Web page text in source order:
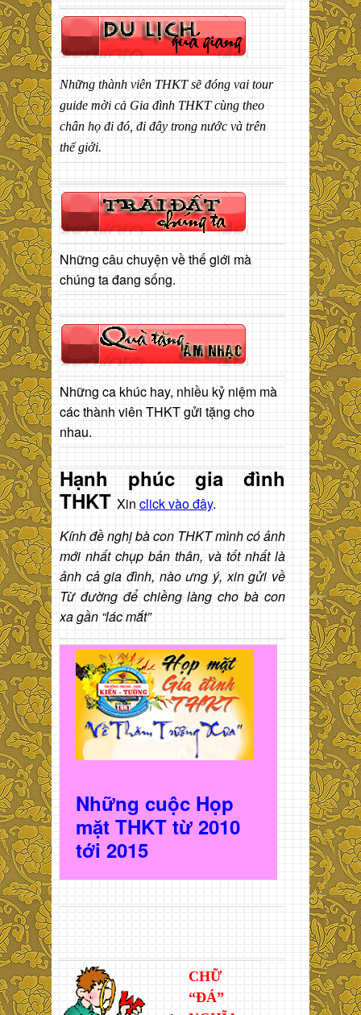
Những thành viên THKT sẽ đóng vai tour
guide mời cả Gia đình THKT cùng theo
chân họ đi đó, đi đây trong nước và trên
thế giới.
Những câu chuyện về thế giới mà
chúng ta đang sống.
Những ca khúc hay, nhiều kỷ niệm mà
các thành viên THKT gửi tặng cho
nhau.
Hạnh phúc gia đình
THKT Xin click vào đây.
Kính đề nghị bà con THKT mình có ảnh
mới nhất chụp bản thân, và tốt nhất là
ảnh cả gia đình, nào ưng ý, xin gửi về
Từ đường để chiềng làng cho bà con
xa gần “lác mắt”
Những cuộc Họp
mặt THKT từ 2010
tới 2015
CHỮ
“ĐÁ”